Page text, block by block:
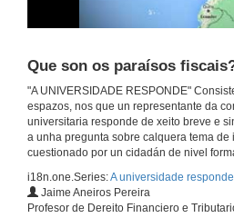
Que son os paraísos
"A UNIVERSIDADE RESPONDE"
espazos, nos que un representante da
universitaria responde de xeito breve e
a unha pregunta sobre calquera tema
cuestionado por un cidadán de nivel
i18n.one.Series:A universidade responde
Jaime Aneiros Pereira
Profesor de Dereito Financiero e